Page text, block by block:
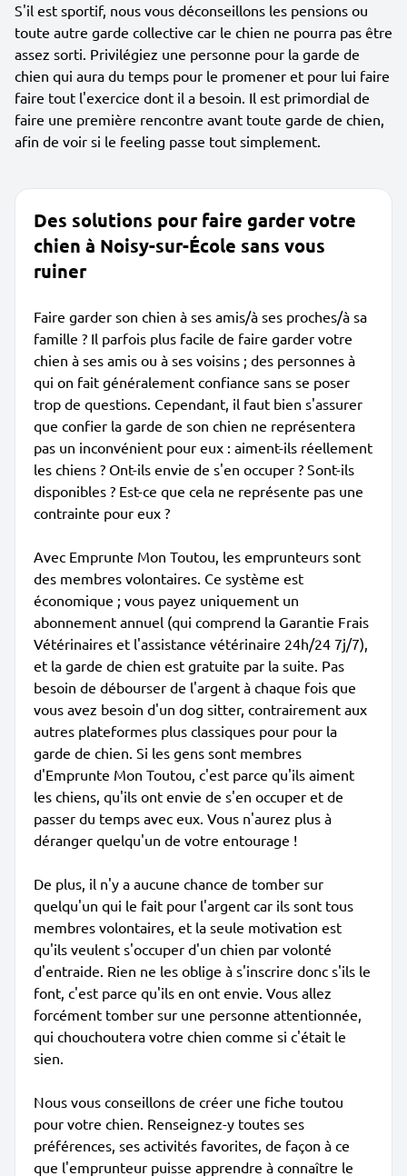
S'il est sportif, nous vous déconseillons les pensions ou
toute autre garde collective car le chien ne pourra pas être
assez sorti. Privilégiez une personne pour la garde de
chien qui aura du temps pour le promener et pour lui faire
faire tout l'exercice dont il a besoin. Il est primordial de
faire une première rencontre avant toute garde de chien,
afin de voir si le feeling passe tout simplement.
Des solutions pour faire garder votre
chien à Noisy-sur-École sans vous
ruiner
Faire garder son chien à ses amis/à ses proches/à sa
famille ? Il parfois plus facile de faire garder votre
chien à ses amis ou à ses voisins ; des personnes à
qui on fait généralement confiance sans se poser
trop de questions. Cependant, il faut bien s'assurer
que confier la garde de son chien ne représentera
pas un inconvénient pour eux : aiment-ils réellement
les chiens ? Ont-ils envie de s'en occuper ? Sont-ils
disponibles ? Est-ce que cela ne représente pas une
contrainte pour eux ?
Avec Emprunte Mon Toutou, les emprunteurs sont
des membres volontaires. Ce système est
économique ; vous payez uniquement un
abonnement annuel (qui comprend la Garantie Frais
Vétérinaires et l'assistance vétérinaire 24h/24 7j/7),
et la garde de chien est gratuite par la suite. Pas
besoin de débourser de l'argent à chaque fois que
vous avez besoin d'un dog sitter, contrairement aux
autres plateformes plus classiques pour pour la
garde de chien. Si les gens sont membres
d'Emprunte Mon Toutou, c'est parce qu'ils aiment
les chiens, qu'ils ont envie de s'en occuper et de
passer du temps avec eux. Vous n'aurez plus à
déranger quelqu'un de votre entourage !
De plus, il n'y a aucune chance de tomber sur
quelqu'un qui le fait pour l'argent car ils sont tous
membres volontaires, et la seule motivation est
qu'ils veulent s'occuper d'un chien par volonté
d'entraide. Rien ne les oblige à s'inscrire donc s'ils le
font, c'est parce qu'ils en ont envie. Vous allez
forcément tomber sur une personne attentionnée,
qui chouchoutera votre chien comme si c'était le
sien.
Nous vous conseillons de créer une fiche toutou
pour votre chien. Renseignez-y toutes ses
préférences, ses activités favorites, de façon à ce
que l'emprunteur puisse apprendre à connaître le